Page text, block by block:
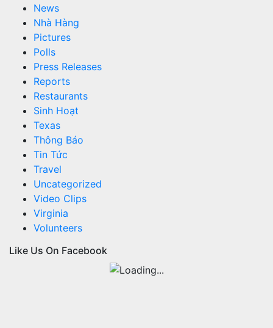
News
Nhà Hàng
Pictures
Polls
Press Releases
Reports
Restaurants
Sinh Hoạt
Texas
Thông Báo
Tin Tức
Travel
Uncategorized
Video Clips
Virginia
Volunteers
Like Us On Facebook